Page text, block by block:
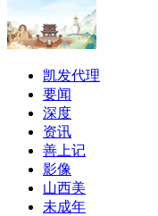
凯发代理
要闻
深度
资讯
善上记
影像
山西美
未成年